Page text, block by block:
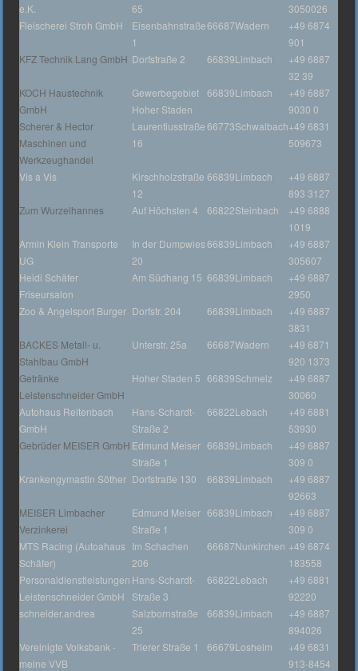
e.K.
65
3050026
Fleischerei Stroh GmbH
Eisenbahnstraße
1
66687Wadern
+49 6874
901
KFZ Technik Lang GmbH Dorfstraße 2 66839Limbach
+49 6887
32 39
KOCH Haustechnik
GmbH
Gewerbegebiet
Hoher Staden
66839Limbach
+49 6887
9030 0
Scherer & Hector
Maschinen und
Werkzeughandel
Laurentiusstraße
16
66773Schwalbach+49 6831
509673
Vis a Vis
Kirschholzstraße
12
66839Limbach
+49 6887
893 3127
Zum Wurzelhannes
Auf Höchsten 4 66822Steinbach
+49 6888
1019
Armin Klein Transporte
UG
In der Dumpwies
20
66839Limbach
+49 6887
305607
Heidi Schäfer
Friseursalon
Am Südhang 15 66839Limbach
+49 6887
2950
Zoo & Angelsport Burger Dorfstr. 204 66839Limbach
+49 6887
3831
BACKES Metall- u.
Stahlbau GmbH
Unterstr. 25a 66687Wadern
+49 6871
920 1373
Getränke
Leistenschneider GmbH
Hoher Staden 5 66839Schmelz
+49 6887
30060
Autohaus Reitenbach
GmbH
Hans-Schardt-
Straße 2
66822Lebach
+49 6881
53930
Gebrüder MEISER GmbH Edmund Meiser
Straße 1
66839Limbach
+49 6887
309 0
Krankengymastin Söther Dorfstraße 130 66839Limbach
+49 6887
92663
MEISER Limbacher
Verzinkerei
Edmund Meiser
Straße 1
66839Limbach
+49 6887
309 0
MTS Racing (Autoahaus
Schäfer)
Im Schachen
206
66687Nunkirchen +49 6874
183558
Personaldienstleistungen
Leistenschneider GmbH
Hans-Schardt-
Straße 3
66822Lebach
+49 6881
92220
schneider.andrea
Salzbornstraße
25
66839Limbach
+49 6887
894026
Vereinigte Volksbank -
meine VVB
Trierer Straße 1 66679Losheim
+49 6831
913-8454